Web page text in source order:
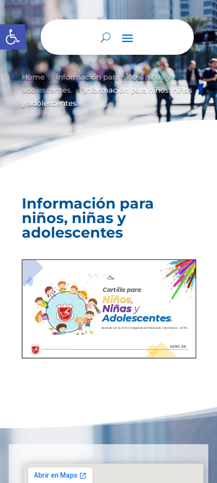
Abrir barra de herramientas
Home 9 Información para niños, niñas y
adolescentes. 9 Información para niños, niñas
y adolescentes
Información para
niños, niñas y
adolescentes